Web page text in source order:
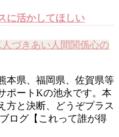
に活かしてほしい
人づきあい 人間関係心の
本県、福岡県、佐賀県等
ポートKの池永です。本
方と決断、どうぞプラス
ログ【これって誰が得